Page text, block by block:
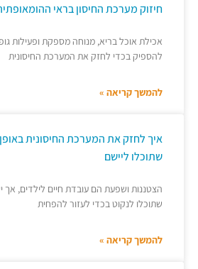
חיזוק מערכת החיסון בראי
אכילת אוכל בריא, מנוחה מספקת ופעילות
להספיק בכדי לחזק את המערכת החיסונית
להמשך קריאה »
שתוכלו ליישם
הצטננות ושפעת הם עובדת חיים לילדים, אך
שתוכלו לנקוט בכדי לעזור להפחית
להמשך קריאה »